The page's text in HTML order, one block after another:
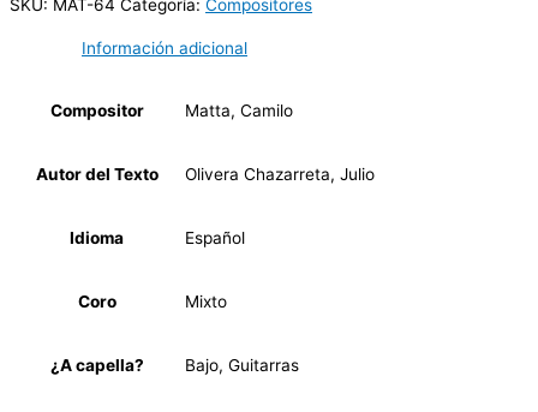
SKU: MAT-64 Categoría: Compositores
Información adicional
Compositor Matta, Camilo
Autor del Texto Olivera Chazarreta, Julio
Idioma Español
Coro Mixto
¿A capella? Bajo, Guitarras